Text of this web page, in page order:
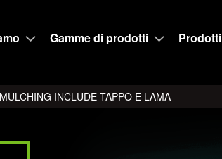
Gamme di prodotti Prodotti
INCLUDE TAPPO E LAMA